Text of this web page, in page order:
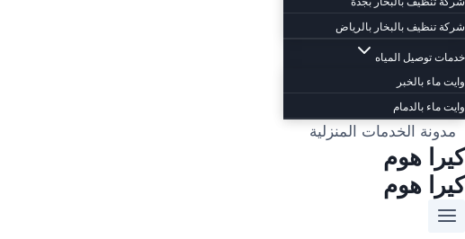
شركة تنظيف بالبخار بالرياض
خدمات توصيل المياه
وايت ماء بالخبر
وايت ماء بالدمام
مدونة الخدمات المنزلية
كيرا هوم
كيرا هوم